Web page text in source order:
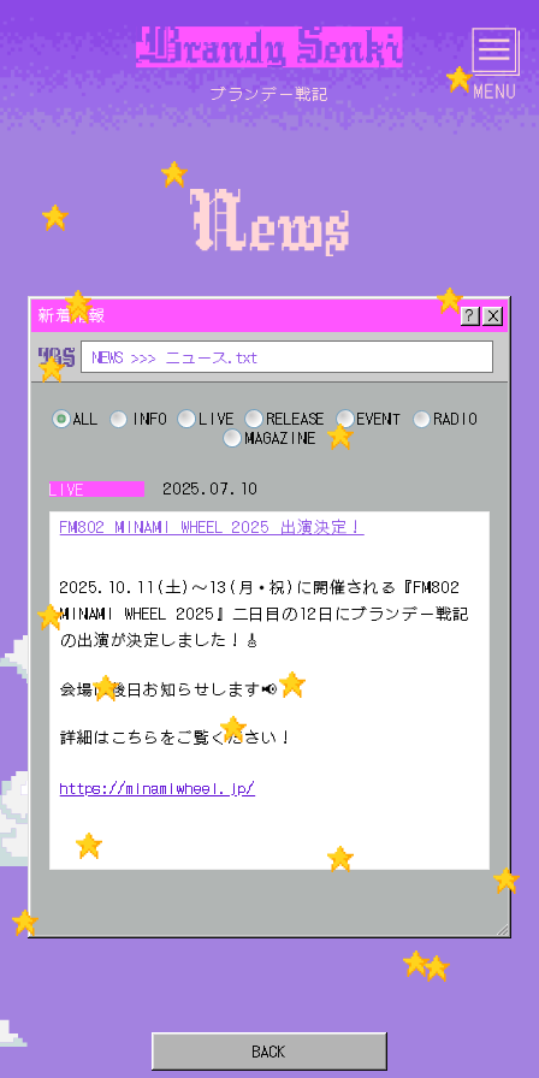
ブランデー戦記
NEWS LIVE
SCHEDULE BIOGRAPHY DISCOGRAPHY LYRICS
PHOTO MOVIE GOODS
新着情報
NEWS >>> ニュース.txt
ALL INFO LIVE RELEASE EVENT
RADIO
MAGAZINE
LIVE
2025.07.10
FM802 MINAMI WHEEL 2025 出演決定！
2025.10.11(土)〜13(月・祝)に開催される『FM802
MINAMI WHEEL 2025』二日目の12日にブランデー戦記
の出演が決定しました！🎸
会場は後日お知らせします📢
詳細はこちらをご覧ください！
https://minamiwheel.jp/
BACK